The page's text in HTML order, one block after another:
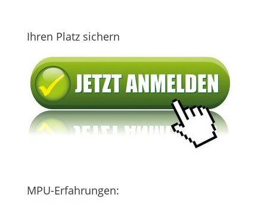
Ihren Platz sichern
MPU-Erfahrungen: